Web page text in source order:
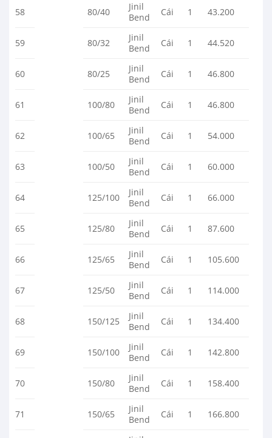
58 80/40
Jinil
Bend
Cái 1 43.200
59 80/32
Jinil
Bend
Cái 1 44.520
60 80/25
Jinil
Bend
Cái 1 46.800
61 100/80
Jinil
Bend
Cái 1 46.800
62 100/65
Jinil
Bend
Cái 1 54.000
63 100/50
Jinil
Bend
Cái 1 60.000
64 125/100
Jinil
Bend
Cái 1 66.000
65 125/80
Jinil
Bend
Cái 1 87.600
66 125/65
Jinil
Bend
Cái 1 105.600
67 125/50
Jinil
Bend
Cái 1 114.000
68 150/125
Jinil
Bend
Cái 1 134.400
69 150/100
Jinil
Bend
Cái 1 142.800
70 150/80
Jinil
Bend
Cái 1 158.400
71 150/65
Jinil
Bend
Cái 1 166.800